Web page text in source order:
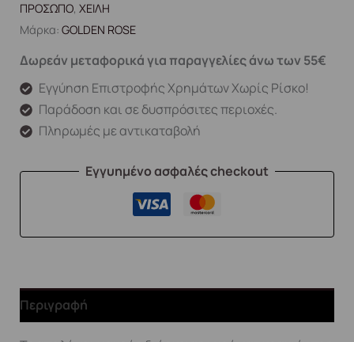
ΠΡΟΣΩΠΟ, ΧΕΙΛΗ
Μάρκα: GOLDEN ROSE
Δωρεάν μεταφορικά για παραγγελίες άνω των 55€
Εγγύηση Επιστροφής Χρημάτων Χωρίς Ρίσκο!
Παράδοση και σε δυσπρόσιτες περιοχές.
Πληρωμές με αντικαταβολή
Εγγυημένο ασφαλές checkout
Περιγραφή